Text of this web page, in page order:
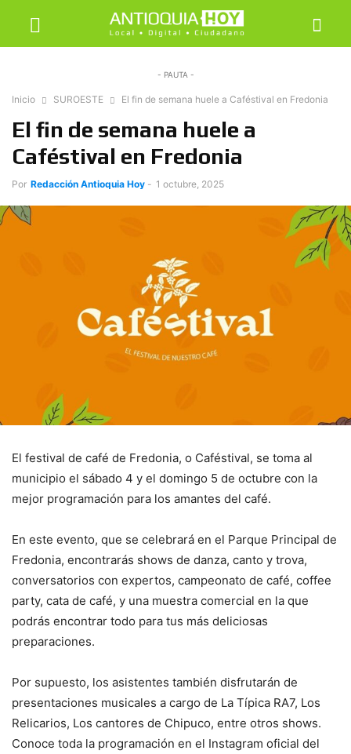
- PAUTA -
Inicio SUROESTE El fin de semana huele a Caféstival en Fredonia
El fin de semana huele a
Caféstival en Fredonia
Por Redacción Antioquia Hoy - 1 octubre, 2025
El festival de café de Fredonia, o Caféstival, se toma al
municipio el sábado 4 y el domingo 5 de octubre con la
mejor programación para los amantes del café.
En este evento, que se celebrará en el Parque Principal de
Fredonia, encontrarás shows de danza, canto y trova,
conversatorios con expertos, campeonato de café, coffee
party, cata de café, y una muestra comercial en la que
podrás encontrar todo para tus más deliciosas
preparaciones.
Por supuesto, los asistentes también disfrutarán de
presentaciones musicales a cargo de La Típica RA7, Los
Relicarios, Los cantores de Chipuco, entre otros shows.
Conoce toda la programación en el Instagram oficial del